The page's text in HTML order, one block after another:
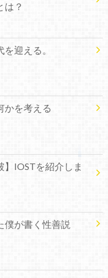
は？
迎える。
かを考える
】IOSTを紹介しま
僕が書く性善説